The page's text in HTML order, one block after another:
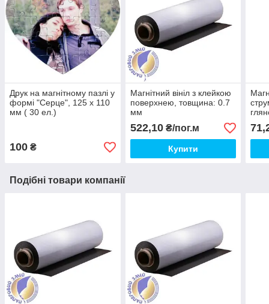
Друк на магнітному пазлі у
формі "Серце", 125 х 110
мм ( 30 ел.)
100 ₴
Магнітний вініл з клейкою
поверхнею, товщина: 0.7
мм
522,10₴/пог.м
Купити
Подібні товари компанії